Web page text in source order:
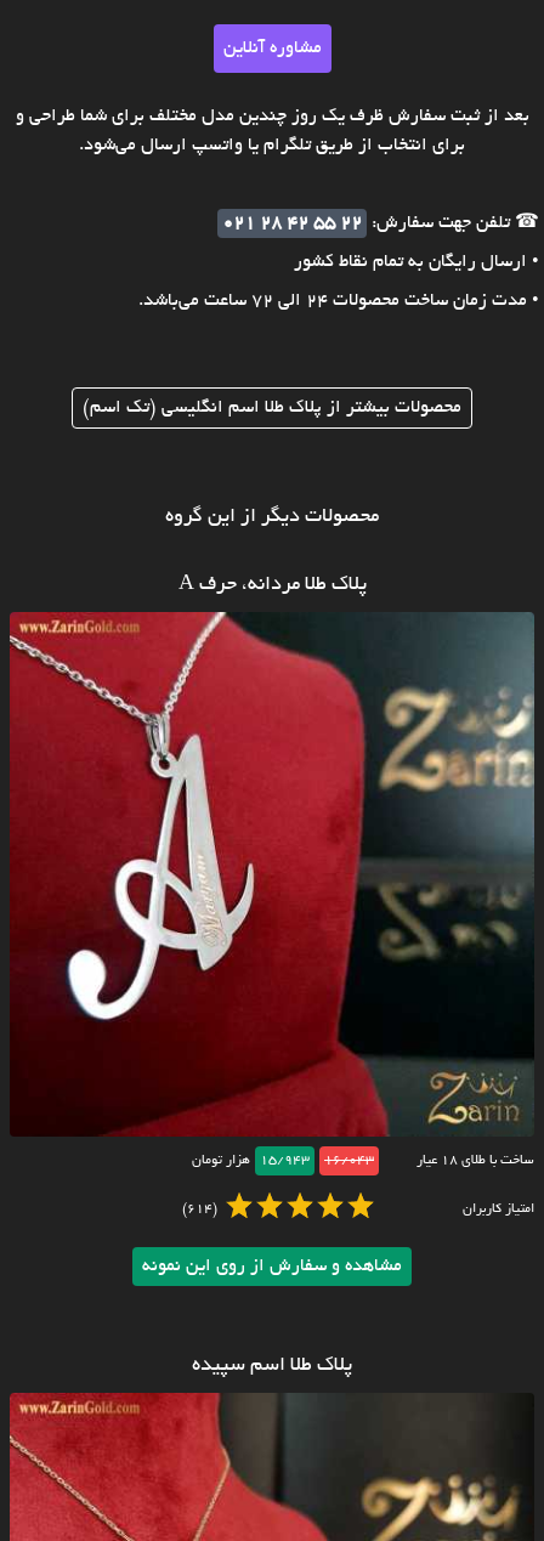
مشاوره آنلاین
بعد از ثبت سفارش ظرف یک روز چندین مدل مختلف برای شما طراحی و
برای انتخاب از طریق تلگرام یا واتسپ ارسال می‌شود.
☎ تلفن جهت سفارش:
021 28 42 55 22
• ارسال رایگان به تمام نقاط کشور
• مدت زمان ساخت محصولات 24 الی 72 ساعت می‌باشد.
محصولات بیشتر از پلاک طلا اسم انگلیسی (تک اسم)
محصولات دیگر از این گروه
پلاک طلا مردانه، حرف A
ساخت با طلای ۱۸ عیار 16/043
15/943 هزار تومان
امتیاز کاربران (614)
مشاهده و سفارش از روی این نمونه
پلاک طلا اسم سپیده